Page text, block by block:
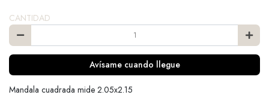
CANTIDAD
Avísame cuando llegue
Mandala cuadrada mide 2.05x2.15